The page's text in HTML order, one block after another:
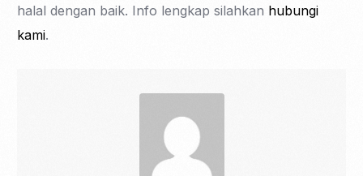
halal dengan baik. Info lengkap silahkan hubungi
kami.